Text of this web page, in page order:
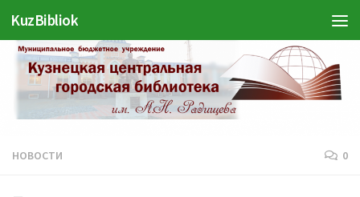
Перейти к содержимому
KuzBibliok
НОВОСТИ 0